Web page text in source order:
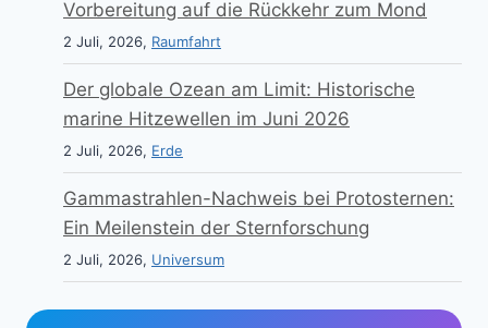
Vorbereitung auf die Rückkehr zum Mond
2 Juli, 2026, Raumfahrt
Der globale Ozean am Limit: Historische
marine Hitzewellen im Juni 2026
2 Juli, 2026, Erde
Gammastrahlen-Nachweis bei Protosternen:
Ein Meilenstein der Sternforschung
2 Juli, 2026, Universum